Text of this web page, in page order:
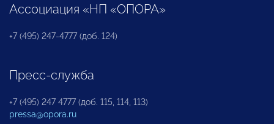
Ассоциация «НП «ОПОРА»
+7 (495) 247-4777 (доб. 124)
Пресс-служба
+7 (495) 247 4777 (доб. 115, 114, 113)
pressa@opora.ru